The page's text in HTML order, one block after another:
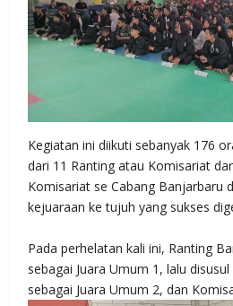
Kegiatan ini diikuti sebanyak 176
dari 11 Ranting atau Komisariat
Komisariat se Cabang Banjarbaru
kejuaraan ke tujuh yang sukses
Pada perhelatan kali ini, Ranting
sebagai Juara Umum 1, lalu
sebagai Juara Umum 2, dan